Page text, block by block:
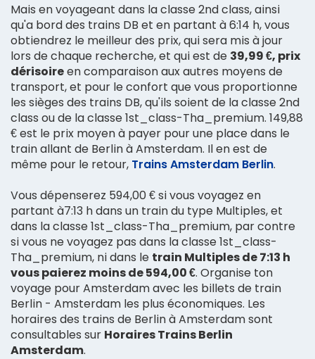
Mais en voyageant dans la classe 2nd class, ainsi
qu'a bord des trains DB et en partant à 6:14 h, vous
obtiendrez le meilleur des prix, qui sera mis à jour
lors de chaque recherche, et qui est de 39,99 €, prix
dérisoireen comparaison aux autres moyens de
transport, et pour le confort que vous proportionne
les sièges des trains DB, qu'ils soient de la classe 2nd
class ou de la classe 1st_class-Tha_premium. 149,88
€ est le prix moyen à payer pour une place dans le
train allant de Berlin à Amsterdam. Il en est de
même pour le retour, Trains Amsterdam Berlin.
Vous dépenserez 594,00 € si vous voyagez en
partant à7:13 h dans un train du type Multiples, et
dans la classe 1st_class-Tha_premium, par contre
si vous ne voyagez pas dans la classe 1st_class-
Tha_premium, ni dans le train Multiples de 7:13 h
vous paierez moins de 594,00 €. Organise ton
voyage pour Amsterdam avec les billets de train
Berlin - Amsterdam les plus économiques. Les
horaires des trains de Berlin à Amsterdam sont
consultables sur Horaires Trains Berlin
Amsterdam.